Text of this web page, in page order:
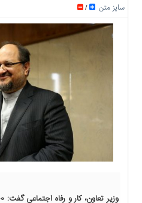
عمومی
علمی
سایز متن
/